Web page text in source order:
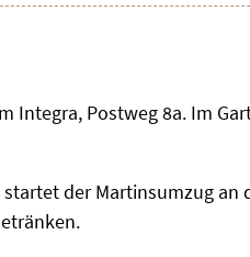
Integra, Postweg 8a. Im
der Martinsumzug an